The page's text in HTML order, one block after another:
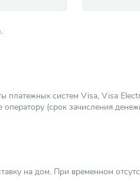
платежных систем Visa, Visa
(срок зачисления
на дом. При временном